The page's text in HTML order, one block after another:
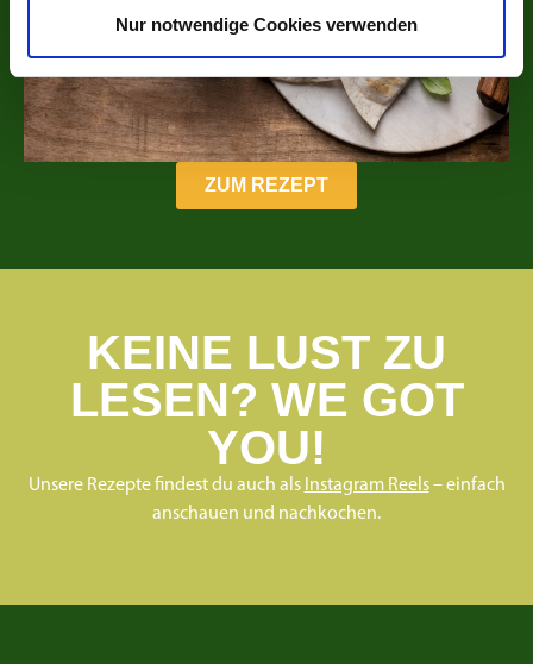
Nur notwendige Cookies verwenden
ZUM REZEPT
KEINE LUST ZU
LESEN? WE GOT
YOU!
Unsere Rezepte findest du auch als Instagram Reels– einfach
anschauen und nachkochen.